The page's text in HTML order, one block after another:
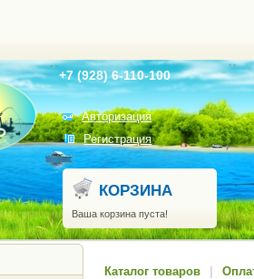
Авторизация
Регистрация
+7 (928) 6-110-100
КОРЗИНА
Ваша корзина пуста!
Каталог товаров